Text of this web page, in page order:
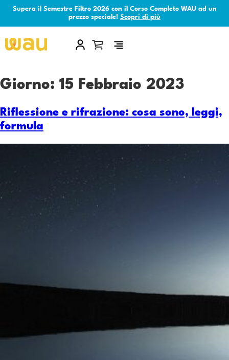
Supera il Semestre Filtro 2026 con il Corso Completo WAU ad un
prezzo speciale! Scopri di più
×
Giorno: 15 Febbraio 2023
Riflessione e rifrazione: cosa sono, leggi,
formula